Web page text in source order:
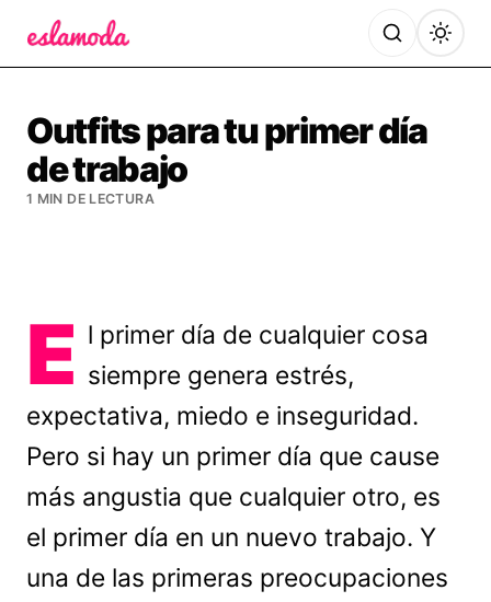
Outfits para tu primer día
de trabajo
1 MIN DE LECTURA
E l primer día de cualquier cosa
siempre genera estrés,
expectativa, miedo e inseguridad.
Pero si hay un primer día que cause
más angustia que cualquier otro, es
el primer día en un nuevo trabajo. Y
una de las primeras preocupaciones